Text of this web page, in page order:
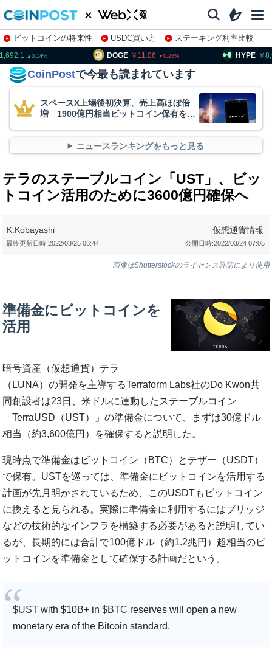
ビットコインの将来性 USDC買い方
ステーキング利率比較
株特集・関連銘柄
0.14 DOGE 11.06 0.28 HYPE
CoinPostで今最も読まれています
スペースX上場後初決算、売上高ほぼ倍
増 1900億円相当ビットコイン保有を継
ニュースランキングをもっと見る
テラのステーブルコイン「UST」、ビッ
トコイン活用のために3600億円確保へ
K.Kobayashi 仮想通貨情報
公開日時:2022/03/24 07:05
最終更新日時:2022/03/25 06:44
画像はShutterstockのライセンス許諾により使用
準備金にビットコインを
活用
暗号資産（仮想通貨）テラ
（LUNA）の開発を主導するTerraform Labs社のDo Kwon共
同創設者は23日、米ドルに連動したステーブルコイン
「TerraUSD（UST）」の準備金について、まずは30億ドル
相当（約3,600億円）を確保すると説明した。
現時点で準備金はビットコイン（BTC）とテザー（USDT）
で保有。USTを巡っては、準備金にビットコインを活用する
計画が先月明かされているため、このUSDTもビットコイン
に換えると見られる。実際に準備金に利用するにはブリッジ
などの技術的なインフラを構築する必要があると説明してい
るが、長期的には合計で100億ドル（約1.2兆円）超相当のビ
ットコインを準備金として確保する計画だという。
$UST with $10B+ in$BTC reserves will open a new
monetary era of the Bitcoin standard.